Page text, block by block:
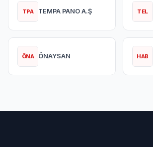
TPA TEMPA PANO A.Ş TEL
ÖNA ÖNAYSAN HAB